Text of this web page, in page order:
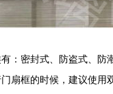
：密封式、防盗式、
扇框的时候，建议使